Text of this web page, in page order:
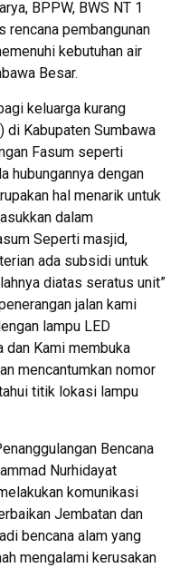
BPPW, BWS NT 1
rencana pembangunan
kebutuhan air
Besar.
keluarga kurang
di Kabupaten Sumbawa
Fasum seperti
hubungannya dengan
hal menarik untuk
dalam
Seperti masjid,
ada subsidi untuk
diatas seratus unit”
jalan kami
lampu LED
dan Kami membuka
mencantumkan nomor
titik lokasi lampu
Bencana
Nurhidayat
komunikasi
Jembatan dan
bencana alam yang
mengalami kerusakan